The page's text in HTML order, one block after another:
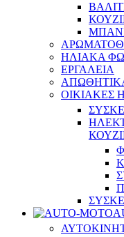
ΗΛΙΑΚΑ
ΕΡΓΑΛΕΙΑ
ΟΙΚΙΑΚΕΣ